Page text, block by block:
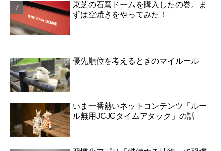
東芝の石窯ドームを購入したの巻。ま
ずは空焼きをやってみた！
優先順位を考えるときのマイルール
いま一番熱いネットコンテンツ「ルー
ル無用JCJCタイムアタック」の話